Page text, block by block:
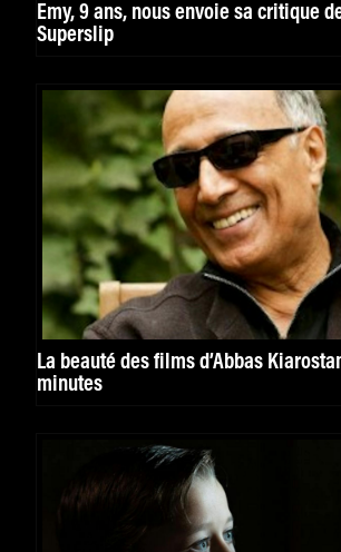
Emy, 9 ans, nous envoie sa critique
Superslip
La beauté des films d’Abbas
minutes